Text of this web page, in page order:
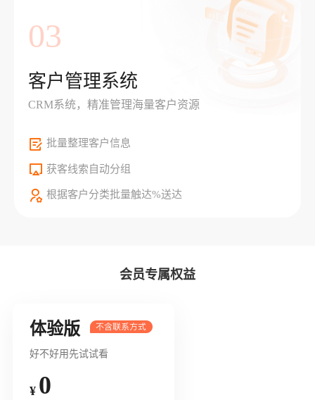
03
客户管理系统
CRM系统，精准管理海量客户资源
批量整理客户信息
获客线索自动分组
根据客户分类批量触达%送达
会员专属权益
体验版
好不好用先试试看
¥ 0